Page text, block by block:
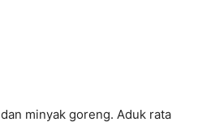
minyak goreng. Aduk rata